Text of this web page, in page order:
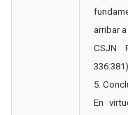
arribar
CSJN
5.
En